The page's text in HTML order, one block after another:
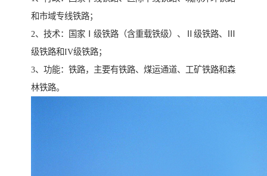
和市域专线铁路；
2、技术：国家Ⅰ级铁路（含重载铁级）、Ⅱ级铁路、Ⅲ
级铁路和IV级铁路；
3、功能：铁路，主要有铁路、煤运通道、工矿铁路和森
林铁路。